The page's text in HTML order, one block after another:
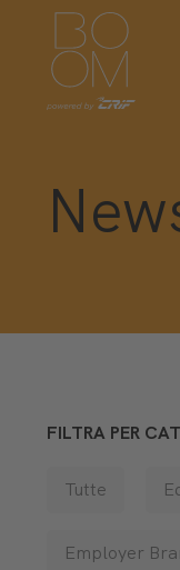
FILTRA PER
Tutte
Employer